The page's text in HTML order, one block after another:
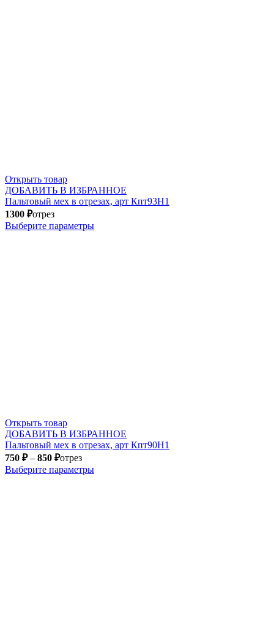
Открыть товар
ДОБАВИТЬ В ИЗБРАННОЕ
Пальтовый мех в отрезах, арт Кпт93Н1
1300 ₽отрез
Выберите параметры
Открыть товар
ДОБАВИТЬ В ИЗБРАННОЕ
Пальтовый мех в отрезах, арт Кпт90Н1
750 ₽– 850 ₽отрез
Выберите параметры